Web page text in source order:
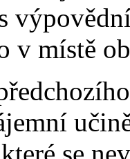
v místě
se